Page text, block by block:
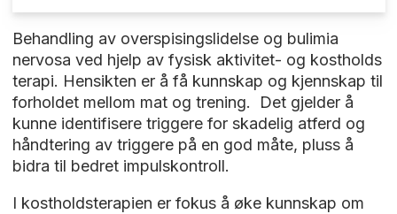
Behandling av overspisingslidelse og bulimia
nervosa ved hjelp av fysisk aktivitet- og kostholds
terapi. Hensikten er å få kunnskap og kjennskap til
forholdet mellom mat og trening. Det gjelder å
kunne identifisere triggere for skadelig atferd og
håndtering av triggere på en god måte, pluss å
bidra til bedret impulskontroll.
I kostholdsterapien er fokus å øke kunnskap om